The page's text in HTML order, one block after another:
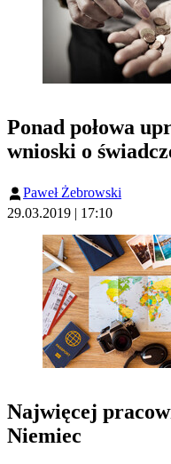
Ponad połowa
wnioski o
Paweł Żebrowski
29.03.2019 | 17:10
Najwięcej
Niemiec